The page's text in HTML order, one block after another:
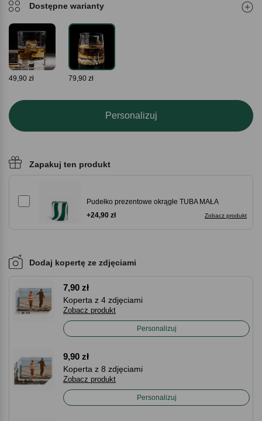
Dostępne warianty
49,90 zł 79,90 zł
Personalizuj
Zapakuj ten produkt
Pudełko prezentowe okrągłe TUBA MAŁA
Zobacz produkt
+24,90 zł
Dodaj kopertę ze zdjęciami
7,90 zł
Koperta z 4 zdjęciami
Zobacz produkt
Personalizuj
9,90 zł
Koperta z 8 zdjęciami
Zobacz produkt
Personalizuj